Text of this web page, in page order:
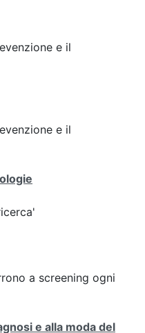
e il
e il
a screening ogni
e alla moda del